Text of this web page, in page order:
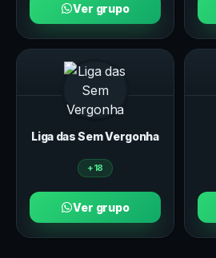
Ver grupo
Liga das Sem Vergonha
+18
Ver grupo